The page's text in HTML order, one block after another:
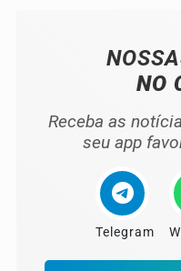
NO
Receba as
seu app
Telegram